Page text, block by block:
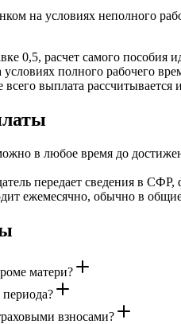
на условиях неполного
0,5, расчет самого пособия
полного рабочего
выплата рассчитывается
в любое время до
передает сведения в
ежемесячно, обычно в
матери?
взносами?